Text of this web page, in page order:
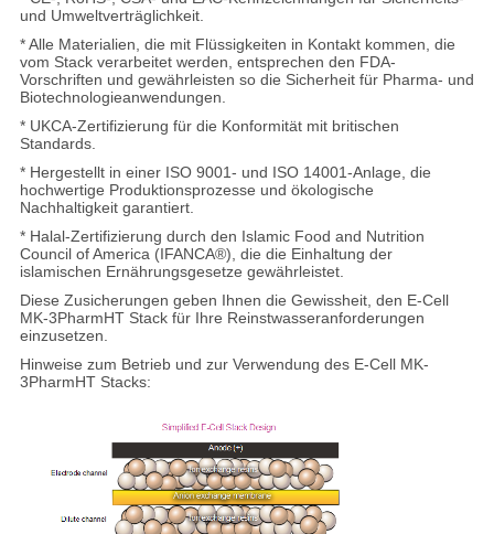
und Umweltverträglichkeit.
* Alle Materialien, die mit Flüssigkeiten in Kontakt kommen, die
vom Stack verarbeitet werden, entsprechen den FDA-
Vorschriften und gewährleisten so die Sicherheit für Pharma- und
Biotechnologieanwendungen.
* UKCA-Zertifizierung für die Konformität mit britischen
Standards.
* Hergestellt in einer ISO 9001- und ISO 14001-Anlage, die
hochwertige Produktionsprozesse und ökologische
Nachhaltigkeit garantiert.
* Halal-Zertifizierung durch den Islamic Food and Nutrition
Council of America (IFANCA®), die die Einhaltung der
islamischen Ernährungsgesetze gewährleistet.
Diese Zusicherungen geben Ihnen die Gewissheit, den E-Cell
MK-3PharmHT Stack für Ihre Reinstwasseranforderungen
einzusetzen.
Hinweise zum Betrieb und zur Verwendung des E-Cell MK-
3PharmHT Stacks: